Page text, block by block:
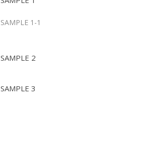
SAMPLE 1-1
SAMPLE 2
SAMPLE 3